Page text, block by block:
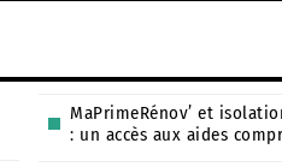
MaPrimeRénov’ et
: un accès aux aides